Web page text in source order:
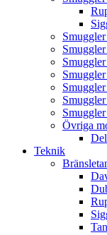
Övriga
Teknik